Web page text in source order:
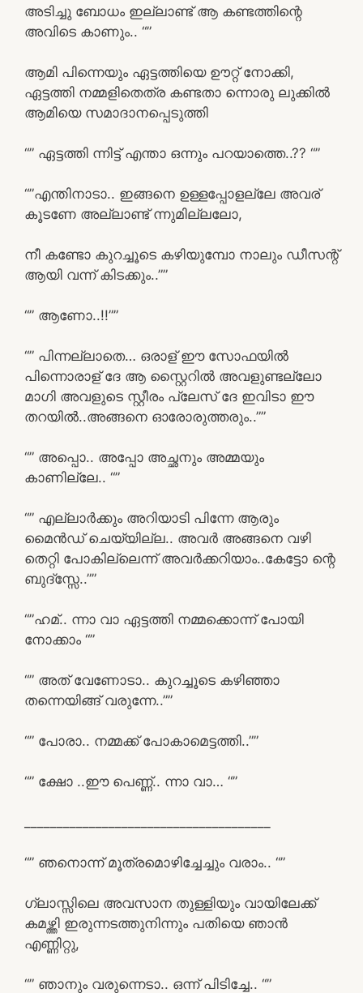
അടിച്ചു ബോധം ഇല്ലാണ്ട് ആ കണ്ടത്തിന്റെ
അവിടെ കാണും.. “”
ആമി പിന്നെയും ഏട്ടത്തിയെ ഊറ്റ് നോക്കി,
ഏട്ടത്തി നമ്മളിതെത്ര കണ്ടതാ ന്നൊരു ലുക്കിൽ
ആമിയെ സമാദാനപ്പെടുത്തി
“” ഏട്ടത്തി ന്നിട്ട് എന്താ ഒന്നും പറയാത്തെ..?? “”
“”എന്തിനാടാ.. ഇങ്ങനെ ഉള്ളപ്പോളല്ലേ അവര്
കൂടണേ അല്ലാണ്ട് ന്നുമില്ലലോ,
നീ കണ്ടോ കുറച്ചൂടെ കഴിയുമ്പോ നാലും ഡീസന്റ്
ആയി വന്ന് കിടക്കും..””
“” ആണോ..!!””
“” പിന്നല്ലാതെ… ഒരാള് ഈ സോഫയിൽ
പിന്നൊരാള് ദേ ആ സ്റ്റൈറിൽ അവളുണ്ടല്ലോ
മാഗി അവളുടെ സ്റ്റീരം പ്ലേസ് ദേ ഇവിടാ ഈ
തറയിൽ..അങ്ങനെ ഓരോരുത്തരും..””
“” അപ്പൊ.. അപ്പോ അച്ഛനും അമ്മയും
കാണില്ലേ.. “”
“” എല്ലാർക്കും അറിയാടി പിന്നേ ആരും
മൈൻഡ് ചെയ്യില്ല.. അവർ അങ്ങനെ വഴി
തെറ്റി പോകില്ലെന്ന് അവർക്കറിയാം..കേട്ടോ ന്റെ
ബുദ്സ്സേ..””
“”ഹമ്.. ന്നാ വാ ഏട്ടത്തി നമ്മക്കൊന്ന് പോയി
നോക്കാം “”
“” അത് വേണോടാ.. കുറച്ചൂടെ കഴിഞ്ഞാ
തന്നെയിങ്ങ് വരുന്നേ..””
“” പോരാ.. നമ്മക്ക് പോകാമെട്ടത്തി..””
“” ക്ഷോ ..ഈ പെണ്ണ്.. ന്നാ വാ… “”
“” ഞനൊന്ന് മൂത്രമൊഴിച്ചേച്ചും വരാം.. “”
ഗ്ലാസ്സിലെ അവസാന തുള്ളിയും വായിലേക്ക്
കമഴ്ത്തി ഇരുന്നടത്തുനിന്നും പതിയെ ഞാൻ
എണ്ണിറ്റു,
“” ഞാനും വരുന്നെടാ.. ഒന്ന് പിടിച്ചേ.. “”